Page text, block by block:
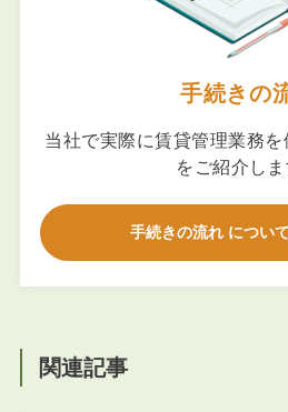
手続きの
当社で実際に賃貸管理業務
をご紹介しま
手続きの流れ につい
関連記事